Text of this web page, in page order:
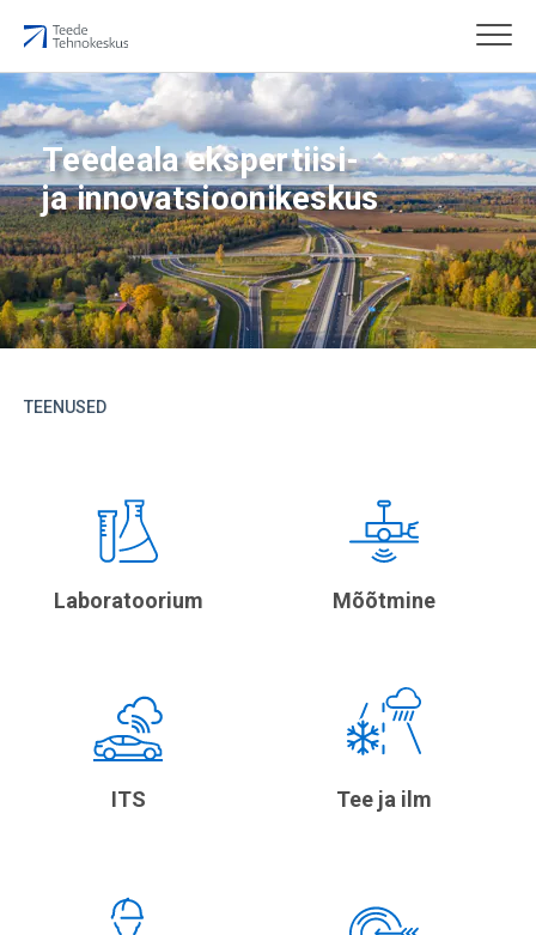
Teedeala ekspertiisi-
ja innovatsioonikeskus
TEENUSED
Laboratoorium Mõõtmine
ITS Tee ja ilm